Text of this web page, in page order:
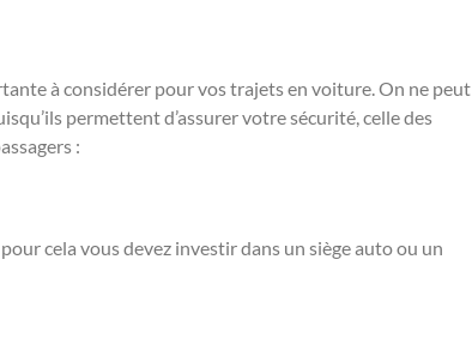
à considérer pour vos trajets en voiture. On ne peut
permettent d’assurer votre sécurité, celle des
:
cela vous devez investir dans un siège auto ou un